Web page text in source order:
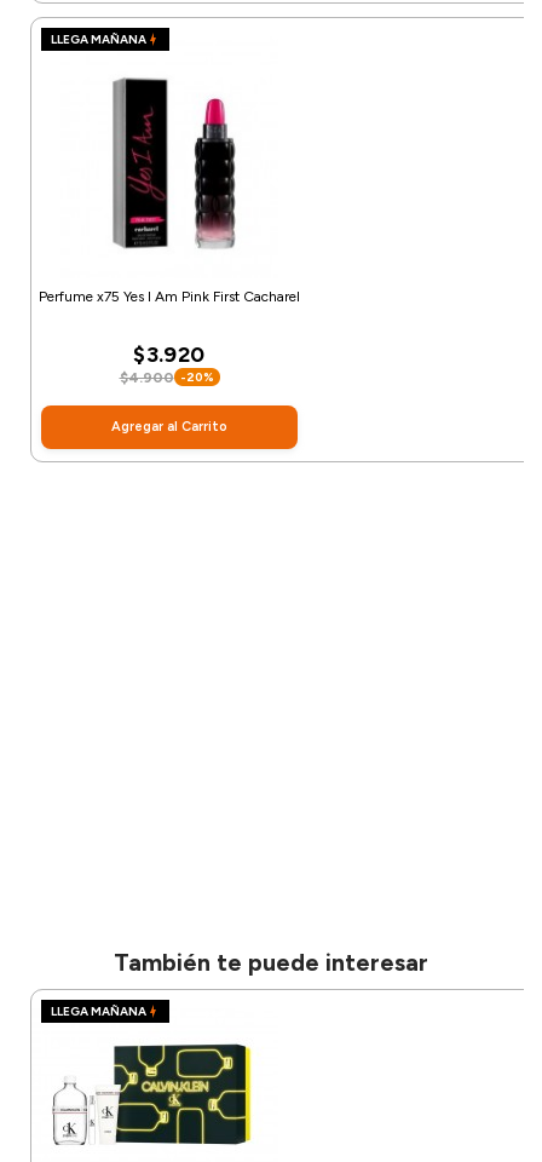
LLEGA MAÑANA
Perfume x75 Yes I Am Pink First Cacharel
$3.920
$4.900 -20%
Agregar al Carrito
También te puede interesar
LLEGA MAÑANA